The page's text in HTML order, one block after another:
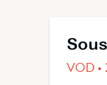
VOD •